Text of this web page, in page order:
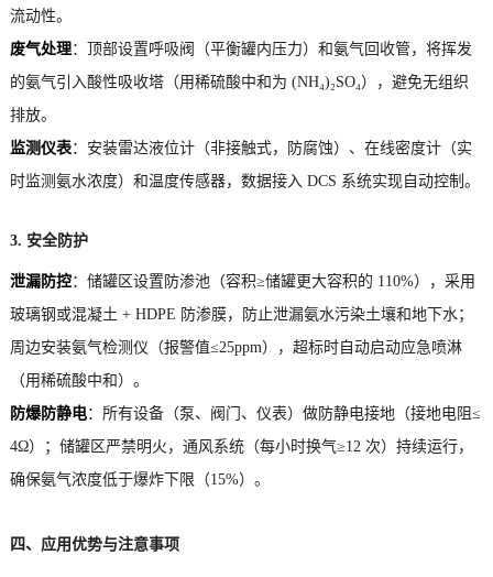
流动性。
废气处理：顶部设置呼吸阀（平衡罐内压力）和氨气回收管，将挥发
的氨气引入酸性吸收塔（用稀硫酸中和为 (NH₄)₂SO₄），避免无组织
排放。
监测仪表：安装雷达液位计（非接触式，防腐蚀）、在线密度计（实
时监测氨水浓度）和温度传感器，数据接入 DCS 系统实现自动控制。
3. 安全防护
泄漏防控：储罐区设置防渗池（容积≥储罐更大容积的 110%），采用
玻璃钢或混凝土 + HDPE 防渗膜，防止泄漏氨水污染土壤和地下水；
周边安装氨气检测仪（报警值≤25ppm），超标时自动启动应急喷淋
（用稀硫酸中和）。
防爆防静电：所有设备（泵、阀门、仪表）做防静电接地（接地电阻≤
4Ω）；储罐区严禁明火，通风系统（每小时换气≥12 次）持续运行，
确保氨气浓度低于爆炸下限（15%）。
四、应用优势与注意事项